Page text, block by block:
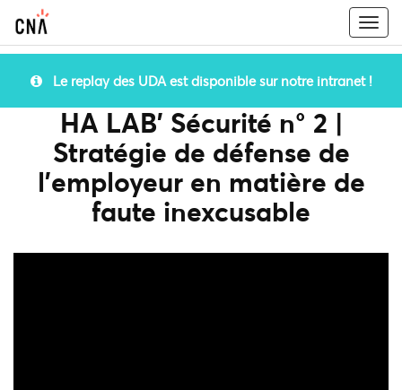
Le replay des UDA est disponible sur notre intranet !
HA LAB' Sécurité n° 2 |
Stratégie de défense de
l’employeur en matière de
faute inexcusable